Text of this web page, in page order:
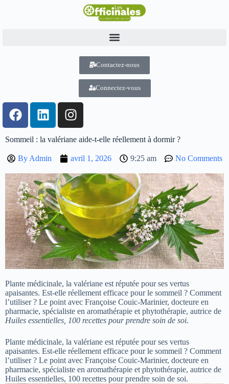
Contactez-nous
Connectez-vous
Sommeil : la valériane aide-t-elle réellement à dormir ?
ByAdmin avril 1, 2026 9:25 am No Comments
Plante médicinale, la valériane est réputée pour ses vertus
apaisantes. Est-elle réellement efficace pour le sommeil ? Comment
l’utiliser ? Le point avec Françoise Couic-Marinier, docteure en
pharmacie, spécialiste en aromathérapie et phytothérapie, autrice de
Huiles essentielles, 100 recettes pour prendre soin de soi.
Plante médicinale, la valériane est réputée pour ses vertus
apaisantes. Est-elle réellement efficace pour le sommeil ? Comment
l’utiliser ? Le point avec Françoise Couic-Marinier, docteure en
pharmacie, spécialiste en aromathérapie et phytothérapie, autrice de
Huiles essentielles, 100 recettes pour prendre soin de soi.